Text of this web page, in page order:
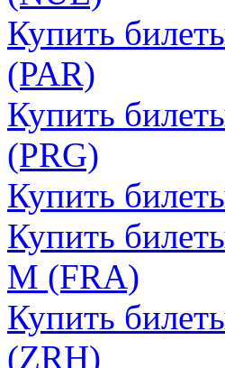
Купить
(PAR)
Купить
(PRG)
Купить
Купить
М (FRA)
Купить
(ZRH)